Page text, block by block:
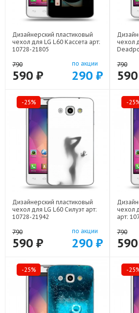
Дизайнерский пластиковый
чехол для LG L60 Кассета арт:
10728-21805
790
590 ₽
по акции
290 ₽
чехол
790
-25%
Дизайнерский пластиковый
чехол для LG L60 Силуэт арт:
10728-21942
790
590 ₽
по акции
290 ₽
-
чехол
арт:
790
-25% -